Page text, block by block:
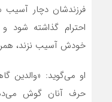
فرزندشان دچار آسیب
احترام گذاشته شود
خودش آسیب نزند،
او می‌گوید: «والدین
حرف آنان گوش